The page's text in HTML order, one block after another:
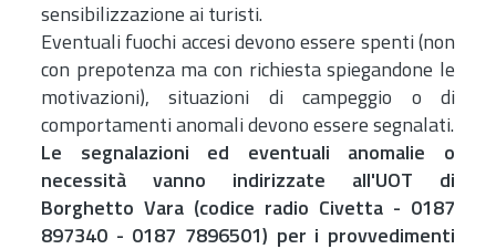
sensibilizzazione ai turisti.
Eventuali fuochi accesi devono essere spenti (non
con prepotenza ma con richiesta spiegandone le
motivazioni), situazioni di campeggio o di
comportamenti anomali devono essere segnalati.
Le segnalazioni ed eventuali anomalie o
necessità vanno indirizzate all'UOT di
Borghetto Vara (codice radio Civetta - 0187
897340 - 0187 7896501) per i provvedimenti